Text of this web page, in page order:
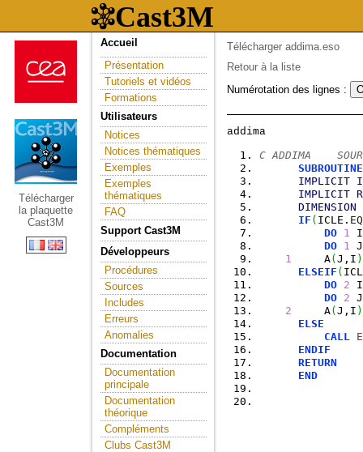
Télécharger
la plaquette
Cast3M
Accueil
Présentation
Tutoriels et vidéos
Formations
Utilisateurs
Notices
Notices thématiques
Exemples
Exemples
thématiques
FAQ
Support Cast3M
Développeurs
Procédures
Sources
Includes
Erreurs
Anomalies
Documentation
Documentation
principale
Documentation
théorique
Compléments
Clubs Cast3M
Télécharger addima.eso
Retour à la liste
Numérotation des lignes :
C ADDIMA
SUBROUTINE
IMPLICIT
IMPLICIT
DIMENSION
IF ( ICLE. EQ
DO 1
DO 1
J
1
     A
(J,I )
ELSEIF (
DO 2
DO 2 J
2
     A
(J,I )
ELSE
CALL
ENDIF
RETURN
END